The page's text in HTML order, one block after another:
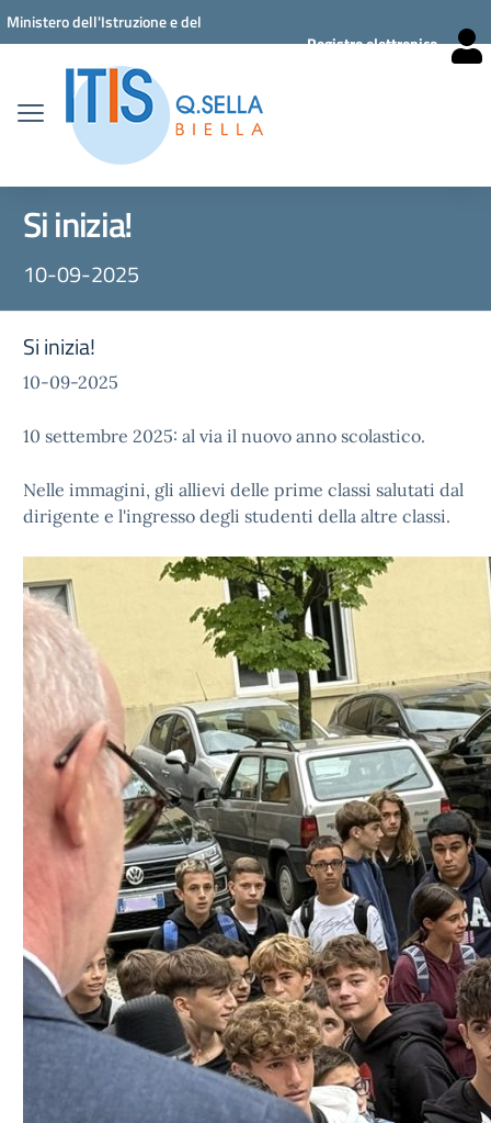
Vai ai contenuti
Vai al menu di navigazione
Vai al footer
Ministero dell'Istruzione e del
Registro elettronico
Si inizia!
10-09-2025
Si inizia!
10-09-2025
10 settembre 2025: al via il nuovo anno scolastico.
Nelle immagini, gli allievi delle prime classi salutati dal
dirigente e l'ingresso degli studenti della altre classi.